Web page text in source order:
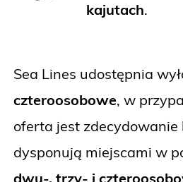
kajutach.
Sea Lines udostępnia
czteroosobowe, w
oferta jest zdecydowanie
dysponują miejscami w
dwu-, trzy- i